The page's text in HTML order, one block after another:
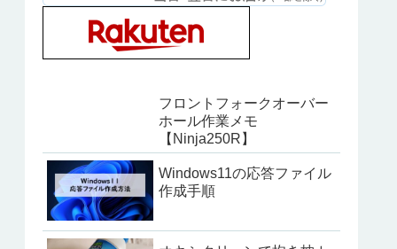
フロントフォークオーバー
ホール作業メモ
【Ninja250R】
Windows11の応答ファイル
作成手順